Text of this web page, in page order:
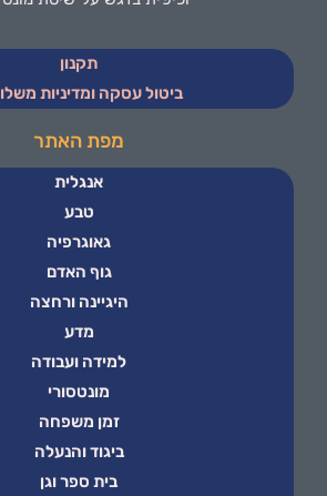
תקנון
ביטול עסקה ומדיניות
מפת האתר
אנגלית
טבע
גאוגרפיה
גוף האדם
היגיינה ורחצה
מדע
למידה ועבודה
מונטסורי
זמן משפחה
ביגוד והנעלה
בית ספר וגן